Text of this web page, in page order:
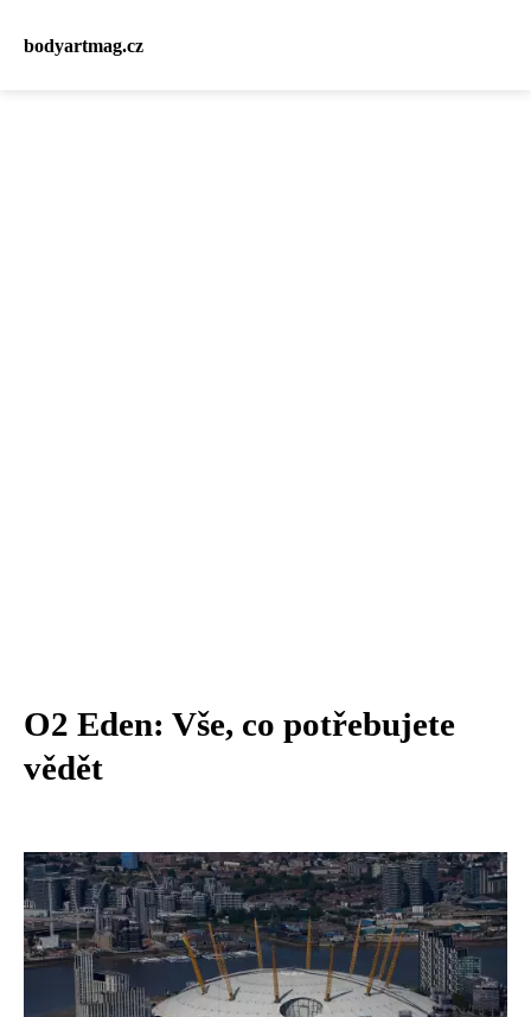
bodyartmag.cz
O2 Eden: Vše, co potřebujete
vědět